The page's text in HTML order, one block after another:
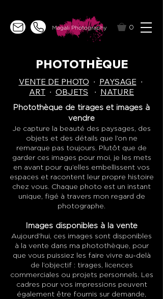
0
PHOTOTHÈQUE
VENTE DE PHOTO ∙ PAYSAGE ∙
ART ∙ OBJETS ∙ NATURE
Photothèque de tirages et images à
vendre
Je capture la beauté des paysages, des
objets et des détails que l’on ne
remarque pas toujours. Plutôt que de
garder ces images pour moi, je les mets
en avant pour qu’elles embellissent vos
espaces et racontent leur propre histoire
chez vous. Chaque photo est un instant
unique, figé à travers mon regard de
photographe.
Images disponibles à la vente
Aujourd’hui, ces images sont disponibles
à la vente dans ma photothèque, pour
que vous puissiez les faire vivre au-delà
de l’objectif : tirages, licences
commerciales ou projets personnels. Les
cadres pour vos impressions peuvent
également être fournis sur demande,